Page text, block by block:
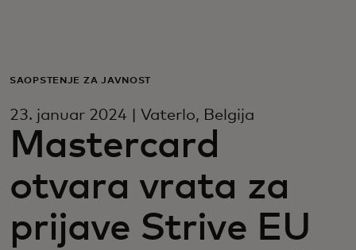
Za biznis
Za svet
Za inovatore
Novosti i trendovi
SAOPŠTENJE ZA JAVNOST
23. januar 2024 | Vaterlo, Belgija
Mastercard
otvara vrata za
prijave Strive EU